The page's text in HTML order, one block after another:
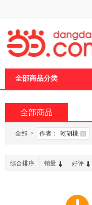
全部商品分类
全部商品
全部 > 作者： 乾胡桃
综合排序 销量 好评
页
加